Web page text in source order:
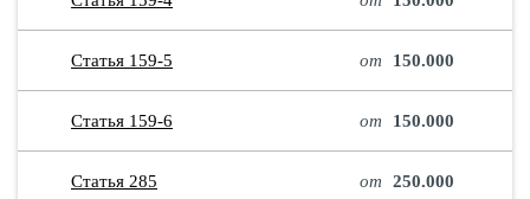
Статья 159-5 от 150.000
Статья 159-6 от 150.000
Статья 285 от 250.000